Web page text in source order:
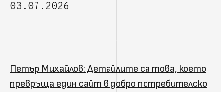
03.07.2026
Петър Михайлов: Детайлите са това, което
превръща един сайт в добро потребителско